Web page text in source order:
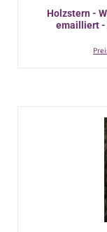
Holzstern -
emailliert -